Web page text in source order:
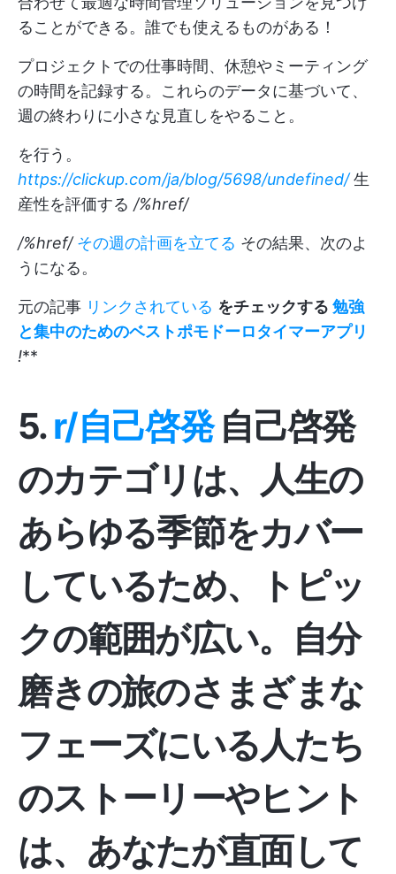
ることができる。誰でも使えるものがある！
プロジェクトでの仕事時間、休憩やミーティング
の時間を記録する。これらのデータに基づいて、
週の終わりに小さな見直しをやること。
を行う。
https://clickup.com/ja/blog/5698/undefined/生
産性を評価する /%href/
/%href/ その週の計画を立てる その結果、次のよ
うになる。
元の記事 リンクされている をチェックする 勉強
と集中のためのベストポモドーロタイマーアプリ
!**
5.r/自己啓発自己啓発
のカテゴリは、人生の
あらゆる季節をカバー
しているため、トピッ
クの範囲が広い。自分
磨きの旅のさまざまな
フェーズにいる人たち
のストーリーやヒント
は、あなたが直面して